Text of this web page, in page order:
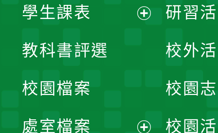
學生課表
單
教科書評選
校園檔案
處室檔案
研習
校外
校園
校園